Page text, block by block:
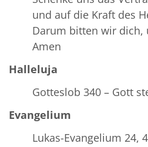
und auf die Kraft des
Darum bitten wir dich,
Amen
Halleluja
Gotteslob 340 – Gott
Evangelium
Lukas-Evangelium 24,